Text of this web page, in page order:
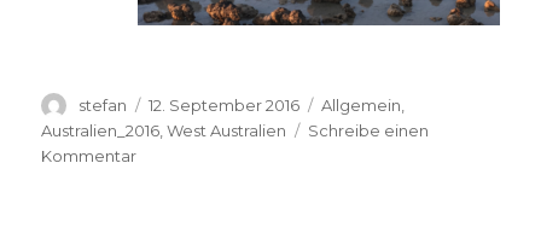
Autor
stefan
Veröffentlicht
am
12. September 2016 Kategorien
Allgemein
Australien_2016 ,West Australien
Schreibe einen
Kommentarzu